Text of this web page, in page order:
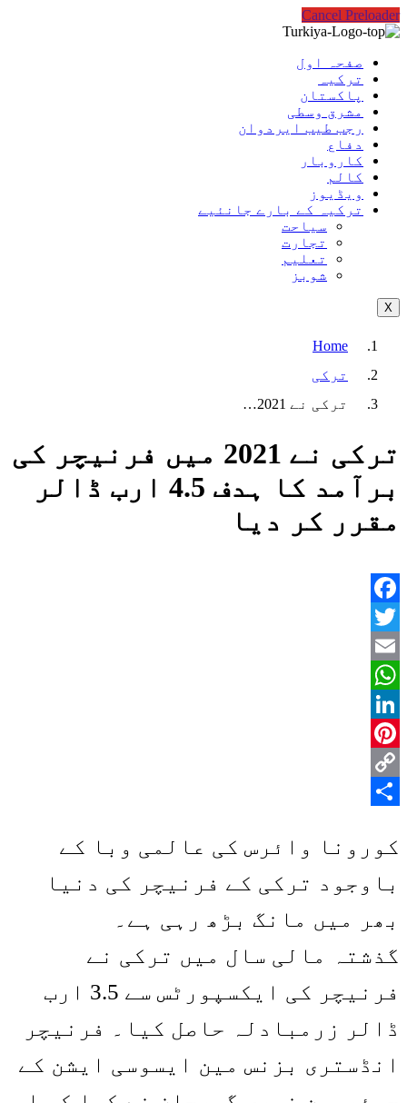
Cancel Preloader
صفحہ اول
ترکیہ
پاکستان
مشرق وسطی
رجب طیب ایردوان
دفاع
کاروبار
کالم
ویڈیوز
ترکیہ کے بارے جانئیے
سیاحت
تجارت
تعلیم
شوبز
X
Home
ترکی
ترکی نے 2021…
ترکی نے 2021 میں فرنیچر کی
برآمد کا ہدف 4.5 ارب ڈالر
مقرر کر دیا
Facebook
Twitter
Email
WhatsApp
LinkedIn
Pinterest
Copy
کورونا وائرس کی عالمی وبا کے
باوجود ترکی کے فرنیچر کی دنیا
بھر میں مانگ بڑھ رہی ہے۔
گذشتہ مالی سال میں ترکی نے
فرنیچر کی ایکسپورٹس سے 3.5 ارب
ڈالر زرمبادلہ حاصل کیا۔ فرنیچر
انڈستری بزنس مین ایسوسی ایشن کے